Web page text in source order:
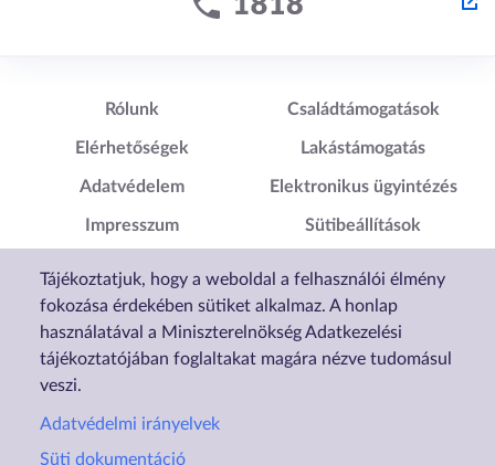
Tájékoztatjuk, hogy a weboldal a felhasználói élmény
fokozása érdekében sütiket alkalmaz. A honlap
használatával a Miniszterelnökség Adatkezelési
tájékoztatójában foglaltakat magára nézve tudomásul
veszi.
Adatvédelmi irányelvek
Süti dokumentáció
Lábléc1
Rólunk
Elérhetőségek
Adatvédelem
Impresszum
Nyilatkozat
Lábléc2
Családtámogatások
Lakástámogatás
Elektronikus ügyintézés
Sütibeállítások